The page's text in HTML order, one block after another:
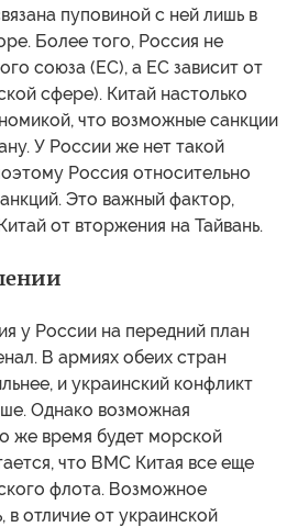
пуповиной с ней лишь в
Более того, Россия не
союза (ЕС), а ЕС зависит от
сфере). Китай настолько
что возможные санкции
У России же нет такой
Россия относительно
Это важный фактор,
от вторжения на Тайвань.
у России на передний план
В армиях обеих стран
и украинский конфликт
Однако возможная
же время будет морской
что ВМС Китая все еще
флота. Возможное
в отличие от украинской